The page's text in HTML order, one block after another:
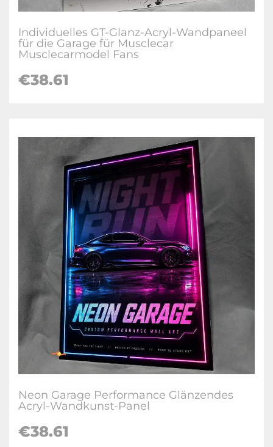
Individuelles GT-Glanz-Acryl-Wandpaneel
für die Garage für Musclecar
Musclecarmodel Fans
€38.61
Neon Garage Performance Glänzendes
Acryl-Wandkunst-Panel
€38.61